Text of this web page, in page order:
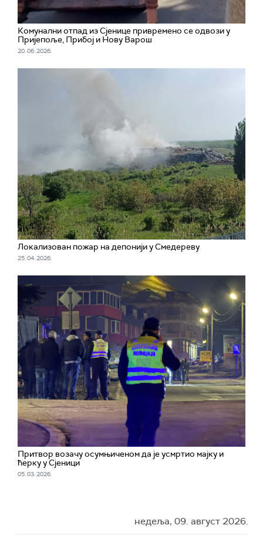
Комунални отпад из Сјенице привремено се одвози у
Пријепоље, Прибој и Нову Варош
20. 06. 2026.
Локализован пожар на депонији у Смедереву
25. 04. 2026.
Притвор возачу осумњиченом да је усмртио мајку и
ћерку у Сјеници
05. 03. 2026.
недеља, 09. август 2026.